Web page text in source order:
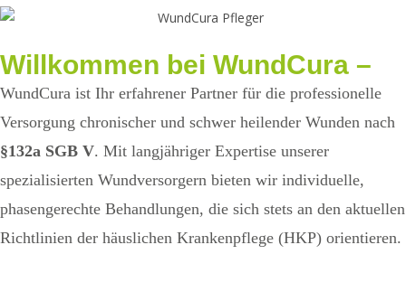
Willkommen bei WundCura –
WundCura ist Ihr erfahrener Partner für die professionelle
Versorgung chronischer und schwer heilender Wunden nach
§132a SGB V. Mit langjähriger Expertise unserer
spezialisierten Wundversorgern bieten wir individuelle,
phasengerechte Behandlungen, die sich stets an den aktuellen
Richtlinien der häuslichen Krankenpflege (HKP) orientieren.